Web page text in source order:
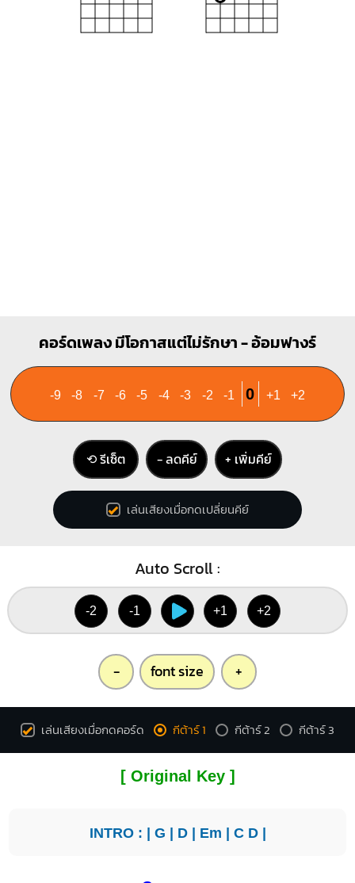
คอร์ดเพลง มีโอกาสแต่ไม่รักษา - อ้อมฟางร์
-9 -8 -7 -6 -5 -4 -3 -2 -1 0 +1 +2
⟲ รีเซ็ต − ลดคีย์ + เพิ่มคีย์
เล่นเสียงเมื่อกดเปลี่ยนคีย์
Auto Scroll :
-2 -1 +1 +2
- font size +
เล่นเสียงเมื่อกดคอร์ด กีต้าร์ 1 กีต้าร์ 2 กีต้าร์ 3
[ Original Key ]
INTRO : | G | D| Em | C D|